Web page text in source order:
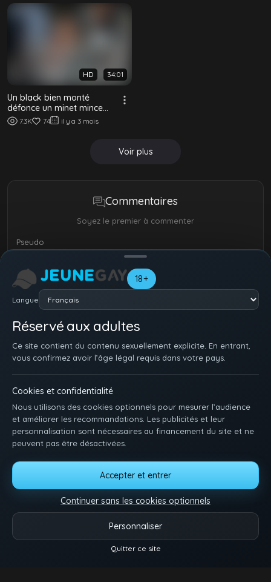
18+
Langue
Réservé aux adultes
Ce site contient du contenu sexuellement explicite. En entrant,
vous confirmez avoir l’âge légal requis dans votre pays.
Cookies et confidentialité
Nous utilisons des cookies optionnels pour mesurer l’audience
et améliorer les recommandations. Les publicités et leur
personnalisation sont nécessaires au financement du site et ne
peuvent pas être désactivées.
Accepter et entrer
Continuer sans les cookies optionnels
Personnaliser
Quitter ce site
HD 34:01
Un black bien monté
défonce un minet mince
sur le balcon
7.3K 74 il y a 3 mois
Voir plus
Commentaires
Soyez le premier à commenter
Pseudo
ACCUEIL INSCRIPTION SE CONNECTER SUPPORT / CONTACT
CONDITIONS D'UTILISATION
DMCA
GÉRER LES COOKIES
Pose-toi et matte des minets qui baisent. Une idée, une envie ? Dis-nous tout.
Twink Tube- Tous droits réservés.
Reels